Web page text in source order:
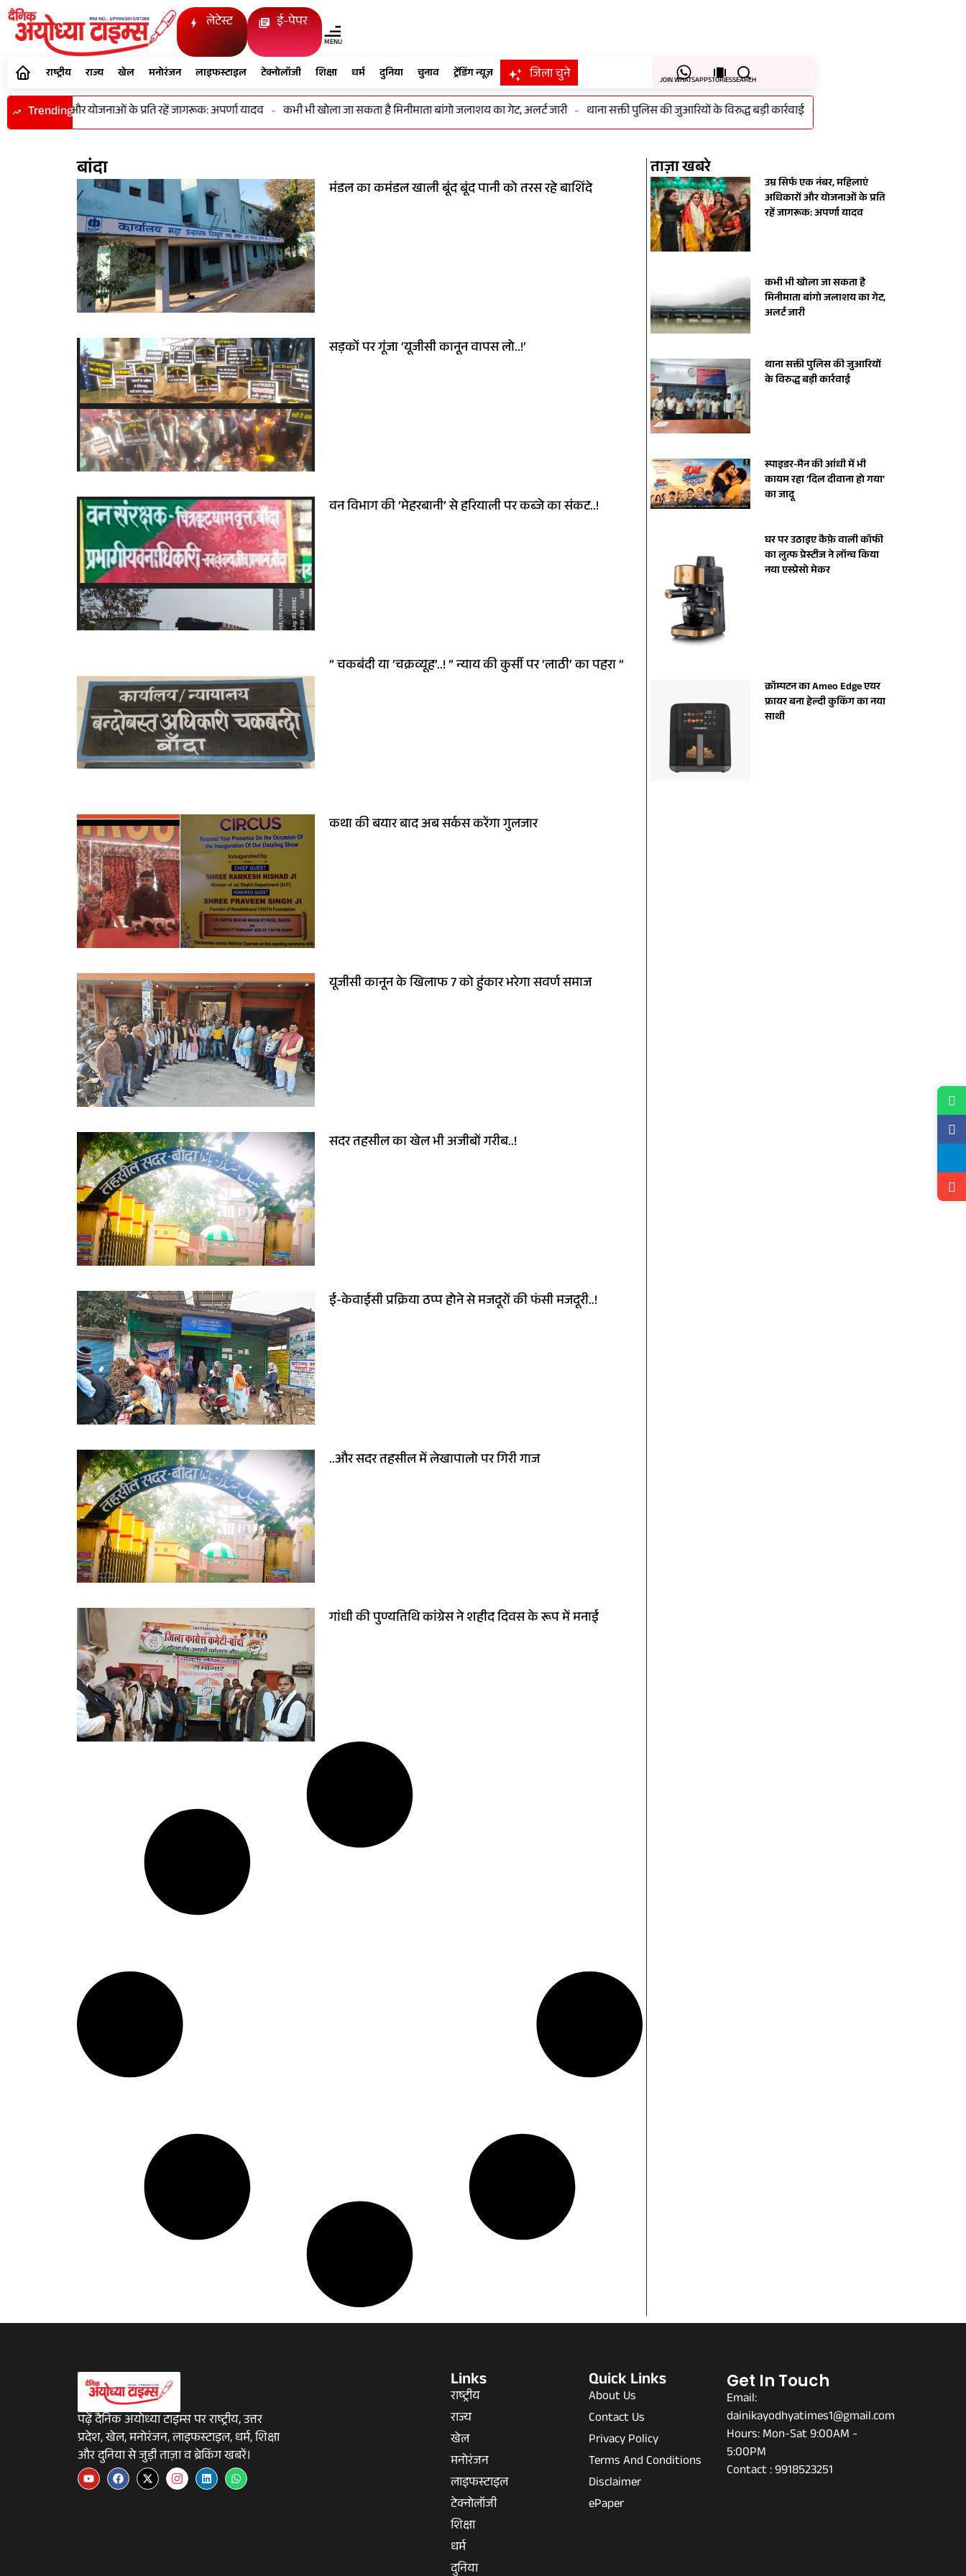
लेटेस्ट ई-पेपर
MENU
राष्ट्रीय राज्य खेल मनोरंजन लाइफस्टाइल टेक्नोलॉजी शिक्षा धर्म दुनिया चुनाव ट्रेंडिंग न्यूज़ जिला चुने JOIN WHATSAPPSTORIESSEARCH
Trending
अधिकारों और योजनाओं के प्रति रहें जागरूक: अपर्णा यादव - कभी भी खोला जा सकता है मिनीमाता बांगो जलाशय का गेट, अलर्ट जारी - थाना सक्ती पुलिस की जुआरियों के विरुद्ध बड़ी कार्रवाई - स्पाइडर-मैन की आंधी में भी कायम रहा
बांदा
मंडल का कमंडल खाली बूंद बूंद पानी को तरस रहे बाशिंदे
सड़कों पर गूंजा ‘यूजीसी कानून वापस लो..!’
वन विभाग की ‘मेहरबानी’ से हरियाली पर कब्जे का संकट..!
” चकबंदी या ‘चक्रव्यूह’..! ” न्याय की कुर्सी पर ‘लाठी’ का पहरा “
कथा की बयार बाद अब सर्कस करेंगा गुलजार
यूजीसी कानून के खिलाफ 7 को हुंकार भरेगा सवर्ण समाज
सदर तहसील का खेल भी अजीबों गरीब..!
ई-केवाईसी प्रक्रिया ठप्प होने से मजदूरों की फंसी मजदूरी..!
..और सदर तहसील में लेखापालो पर गिरी गाज
गांधी की पुण्यतिथि कांग्रेस ने शहीद दिवस के रूप में मनाई
ताज़ा खबरे
उम्र सिर्फ एक नंबर, महिलाएं
अधिकारों और योजनाओं के प्रति
रहें जागरूक: अपर्णा यादव
कभी भी खोला जा सकता है
मिनीमाता बांगो जलाशय का गेट,
अलर्ट जारी
थाना सक्ती पुलिस की जुआरियों
के विरुद्ध बड़ी कार्रवाई
स्पाइडर-मैन की आंधी में भी
कायम रहा ‘दिल दीवाना हो गया’
का जादू
घर पर उठाइए कैफ़े वाली कॉफी
का लुत्फ प्रेस्टीज ने लॉन्च किया
नया एस्प्रेसो मेकर
क्रॉम्पटन का Ameo Edge एयर
फ्रायर बना हेल्दी कुकिंग का नया
साथी
पढ़ें दैनिक अयोध्या टाइम्स पर राष्ट्रीय, उत्तर
प्रदेश, खेल, मनोरंजन, लाइफस्टाइल, धर्म, शिक्षा
और दुनिया से जुड़ी ताज़ा व ब्रेकिंग खबरें।
Links
राष्ट्रीय
राज्य
खेल
मनोरंजन
लाइफस्टाइल
टेक्नोलॉजी
शिक्षा
धर्म
दुनिया
Quick Links
About Us
Contact Us
Privacy Policy
Terms And Conditions
Disclaimer
ePaper
Get In Touch
Email:
dainikayodhyatimes1@gmail.com
Hours: Mon-Sat 9:00AM -
5:00PM
Contact : 9918523251